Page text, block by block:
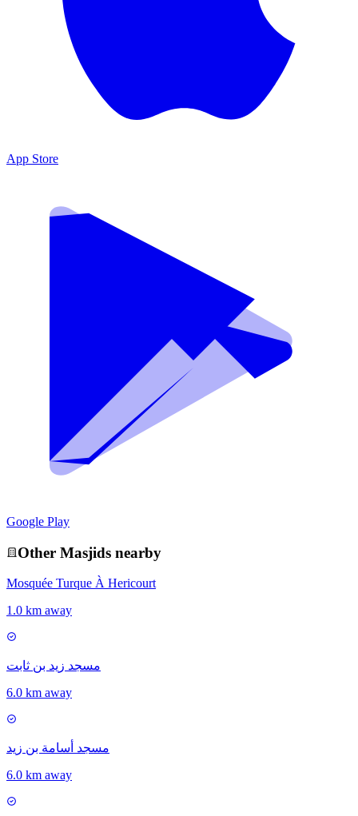
App Store
Google Play
Other Masjids nearby
Mosquée Turque À Hericourt
1.0 km away
مسجد زيد بن ثابت
6.0 km away
مسجد أسامة بن زيد
6.0 km away